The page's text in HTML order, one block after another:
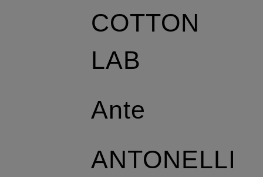
COTTON
LAB
Ante
ANTONELLI